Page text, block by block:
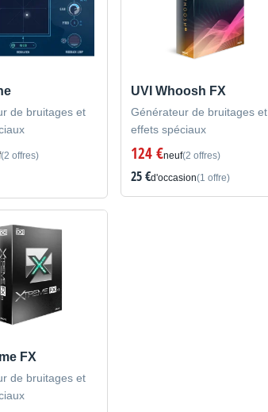
de bruitages et
(2 offres)
UVI Whoosh FX
Générateur de bruitages et
effets spéciaux
124 €neuf(2 offres)
25 €d'occasion(1 offre)
FX
de bruitages et